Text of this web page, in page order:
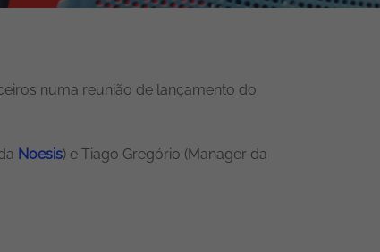
numa reunião de lançamento do
Noesis) e Tiago Gregório (Manager da